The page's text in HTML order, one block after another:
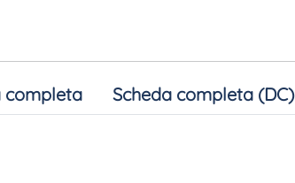
completa Scheda completa (DC)